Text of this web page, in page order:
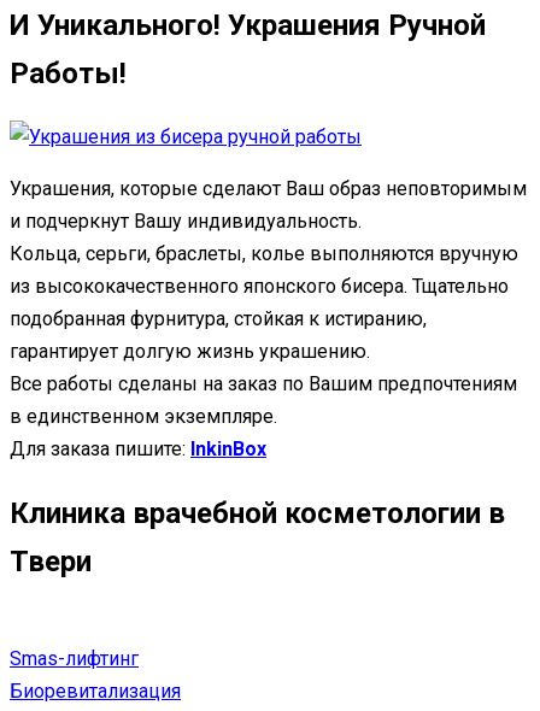
И Уникального! Украшения Ручной
Работы!
Украшения, которые сделают Ваш образ неповторимым
и подчеркнут Вашу индивидуальность.
Кольца, серьги, браслеты, колье выполняются вручную
из высококачественного японского бисера. Тщательно
подобранная фурнитура, стойкая к истиранию,
гарантирует долгую жизнь украшению.
Все работы сделаны на заказ по Вашим предпочтениям
в единственном экземпляре.
Для заказа пишите: InkinBox
Клиника врачебной косметологии в
Твери
Smas-лифтинг
Биоревитализация